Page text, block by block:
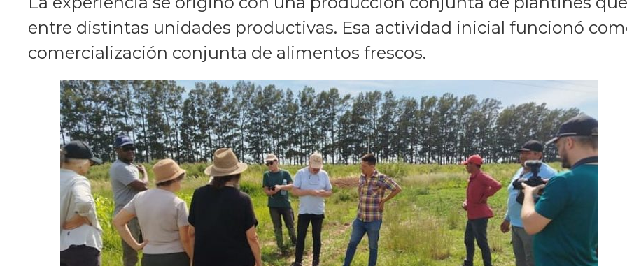
entre distintas unidades productivas. Esa actividad inicial funcionó
comercialización conjunta de alimentos frescos.